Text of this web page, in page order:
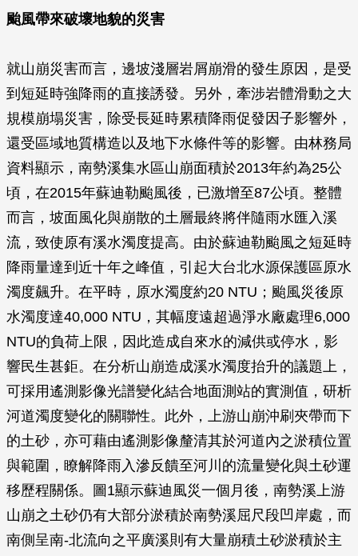
颱風帶來破壞地貌的災害
就山崩災害而言，邊坡淺層岩屑崩滑的發生原因，是受
到短延時強降雨的直接誘發。另外，牽涉岩體滑動之大
規模崩塌災害，除受長延時累積降雨促發因子影響外，
還受區域地質構造以及地下水條件等的影響。由林務局
資料顯示，南勢溪集水區山崩面積於2013年約為25公
頃，在2015年蘇迪勒颱風後，已激增至87公頃。整體
而言，坡面風化與崩散的土層最終將伴隨雨水匯入溪
流，致使原有溪水濁度提高。由於蘇迪勒颱風之短延時
降雨量達到近十年之峰值，引起大台北水源保護區原水
濁度飆升。在平時，原水濁度約20 NTU；颱風災後原
水濁度達40,000 NTU，其幅度遠超過淨水廠處理6,000
NTU的負荷上限，因此造成自來水的減供或停水，影
響民生甚鉅。在分析山崩造成溪水濁度抬升的議題上，
可採用遙測影像光譜變化結合地面測站的實測值，研析
河道濁度變化的關聯性。此外，上游山崩沖刷夾帶而下
的土砂，亦可藉由遙測影像釐清其於河道內之淤積位置
與範圍，瞭解降雨入滲反饋至河川的流量變化與土砂運
移歷程關係。圖1顯示蘇迪風災一個月後，南勢溪上游
山崩之土砂仍有大部分淤積於南勢溪屈尺段凹岸處，而
南側呈南-北流向之平廣溪則有大量崩積土砂淤積於主